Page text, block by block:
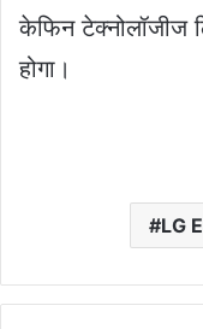
केफिन टेक्नोलॉजीज
होगा।
LG